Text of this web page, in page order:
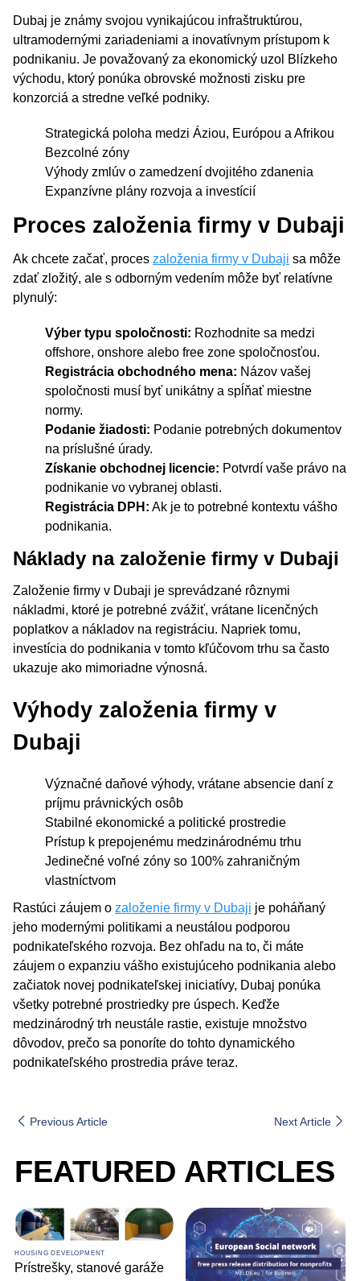
Dubaj je známy svojou vynikajúcou infraštruktúrou,
ultramodernými zariadeniami a inovatívnym prístupom k
podnikaniu. Je považovaný za ekonomický uzol Blízkeho
východu, ktorý ponúka obrovské možnosti zisku pre
konzorciá a stredne veľké podniky.
Strategická poloha medzi Áziou, Európou a Afrikou
Bezcolné zóny
Výhody zmlúv o zamedzení dvojitého zdanenia
Expanzívne plány rozvoja a investícií
Proces založenia firmy v Dubaji
Ak chcete začať, proces založenia firmy v Dubaji sa môže
zdať zložitý, ale s odborným vedením môže byť relatívne
plynulý:
Výber typu spoločnosti: Rozhodnite sa medzi
offshore, onshore alebo free zone spoločnosťou.
Registrácia obchodného mena: Názov vašej
spoločnosti musí byť unikátny a spĺňať miestne
normy.
Podanie žiadosti: Podanie potrebných dokumentov
na príslušné úrady.
Získanie obchodnej licencie: Potvrdí vaše právo na
podnikanie vo vybranej oblasti.
Registrácia DPH: Ak je to potrebné kontextu vášho
podnikania.
Náklady na založenie firmy v Dubaji
Založenie firmy v Dubaji je sprevádzané rôznymi
nákladmi, ktoré je potrebné zvážiť, vrátane licenčných
poplatkov a nákladov na registráciu. Napriek tomu,
investícia do podnikania v tomto kľúčovom trhu sa často
ukazuje ako mimoriadne výnosná.
Výhody založenia firmy v
Dubaji
Význačné daňové výhody, vrátane absencie daní z
príjmu právnických osôb
Stabilné ekonomické a politické prostredie
Prístup k prepojenému medzinárodnému trhu
Jedinečné voľné zóny so 100% zahraničným
vlastníctvom
Rastúci záujem o založenie firmy v Dubaji je poháňaný
jeho modernými politikami a neustálou podporou
podnikateľského rozvoja. Bez ohľadu na to, či máte
záujem o expanziu vášho existujúceho podnikania alebo
začiatok novej podnikateľskej iniciatívy, Dubaj ponúka
všetky potrebné prostriedky pre úspech. Keďže
medzinárodný trh neustále rastie, existuje množstvo
dôvodov, prečo sa ponoríte do tohto dynamického
podnikateľského prostredia práve teraz.
Previous Article Next Article
FEATURED ARTICLES
HOUSING DEVELOPMENT
Prístrešky, stanové garáže